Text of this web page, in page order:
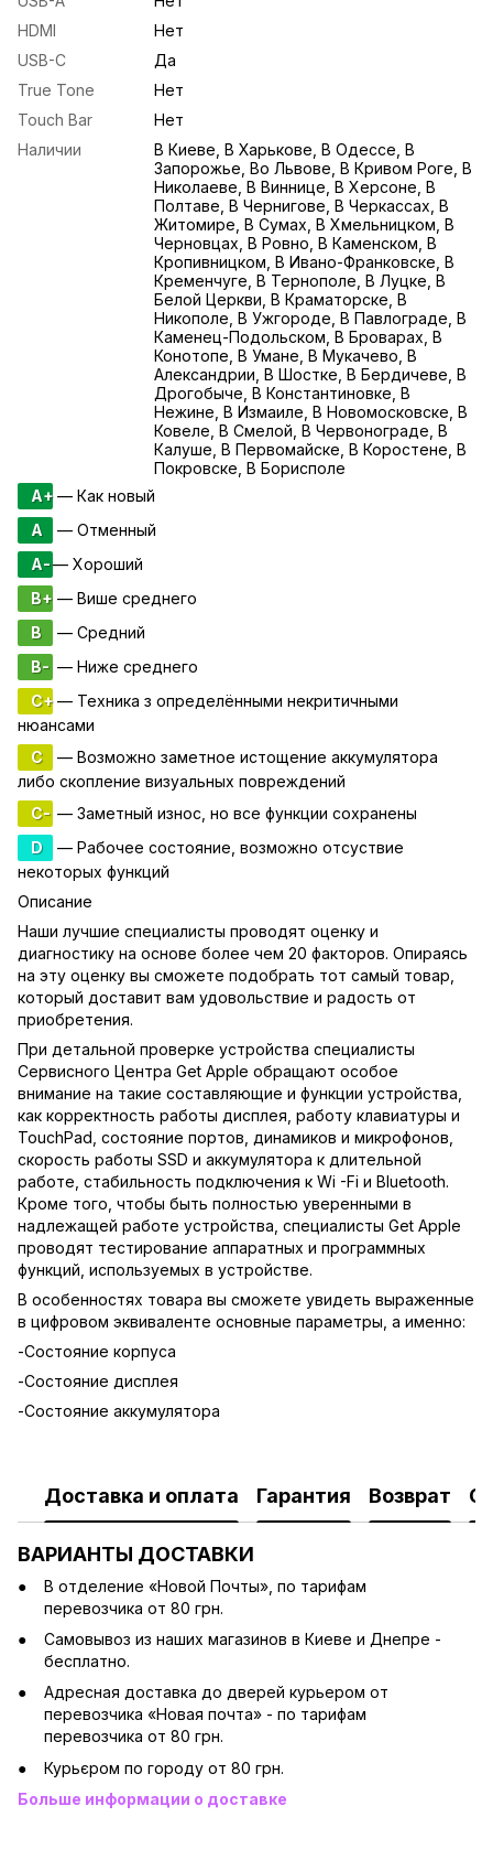
HDMI
Нет
USB-С
Да
True Tone
Нет
Touch Bar
Нет
Наличии
В Киеве, В Харькове, В Одессе, В
Запорожье, Во Львове, В Кривом Роге, В
Николаеве, В Виннице, В Херсоне, В
Полтаве, В Чернигове, В Черкассах, В
Житомире, В Сумах, В Хмельницком, В
Черновцах, В Ровно, В Каменском, В
Кропивницком, В Ивано-Франковске, В
Кременчуге, В Тернополе, В Луцке, В
Белой Церкви, В Краматорске, В
Никополе, В Ужгороде, В Павлограде, В
Каменец-Подольском, В Броварах, В
Конотопе, В Умане, В Мукачево, В
Александрии, В Шостке, В Бердичеве, В
Дрогобыче, В Константиновке, В
Нежине, В Измаиле, В Новомосковске, В
Ковеле, В Смелой, В Червонограде, В
Калуше, В Первомайске, В Коростене, В
Покровске, В Борисполе
A+— Как новый
A
— Отменный
A-— Хороший
B+ — Више среднего
B
— Средний
B- — Ниже среднего
C+— Техника з определёнными некритичными
нюансами
C
— Возможно заметное истощение аккумулятора
либо скопление визуальных повреждений
C- — Заметный износ, но все функции сохранены
D
— Рабочее состояние, возможно отсуствие
некоторых функций
Описание
Наши лучшие специалисты проводят оценку и
диагностику на основе более чем 20 факторов. Опираясь
на эту оценку вы сможете подобрать тот самый товар,
который доставит вам удовольствие и радость от
приобретения.
При детальной проверке устройства специалисты
Сервисного Центра Get Apple обращают особое
внимание на такие составляющие и функции устройства,
как корректность работы дисплея, работу клавиатуры и
TouchPad, состояние портов, динамиков и микрофонов,
скорость работы SSD и аккумулятора к длительной
работе, стабильность подключения к Wi -Fi и Bluetooth.
Кроме того, чтобы быть полностью уверенными в
надлежащей работе устройства, специалисты Get Apple
проводят тестирование аппаратных и программных
функций, используемых в устройстве.
В особенностях товара вы сможете увидеть выраженные
в цифровом эквиваленте основные параметры, а именно:
-Состояние корпуса
-Состояние дисплея
-Состояние аккумулятора
Доставка и оплата Гарантия Возврат
ВАРИАНТЫ ДОСТАВКИ
В отделение «Новой Почты», по тарифам
перевозчика от 80 грн.
Cамовывоз из наших магазинов в Киеве и Днепре -
бесплатно.
Адресная доставка до дверей курьером от
перевозчика «Новая почта» - по тарифам
перевозчика от 80 грн.
Курьєром по городу от 80 грн.
Больше информации о доставке